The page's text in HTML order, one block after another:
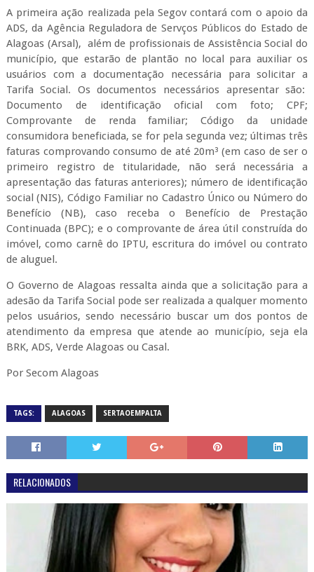
A primeira ação realizada pela Segov contará com o apoio da
ADS, da Agência Reguladora de Servços Públicos do Estado de
Alagoas (Arsal), além de profissionais de Assistência Social do
município, que estarão de plantão no local para auxiliar os
usuários com a documentação necessária para solicitar a
Tarifa Social. Os documentos necessários apresentar são:
Documento de identificação oficial com foto; CPF;
Comprovante de renda familiar; Código da unidade
consumidora beneficiada, se for pela segunda vez; últimas três
faturas comprovando consumo de até 20m³ (em caso de ser o
primeiro registro de titularidade, não será necessária a
apresentação das faturas anteriores); número de identificação
social (NIS), Código Familiar no Cadastro Único ou Número do
Benefício (NB), caso receba o Benefício de Prestação
Continuada (BPC); e o comprovante de área útil construída do
imóvel, como carnê do IPTU, escritura do imóvel ou contrato
de aluguel.
O Governo de Alagoas ressalta ainda que a solicitação para a
adesão da Tarifa Social pode ser realizada a qualquer momento
pelos usuários, sendo necessário buscar um dos pontos de
atendimento da empresa que atende ao município, seja ela
BRK, ADS, Verde Alagoas ou Casal.
Por Secom Alagoas
TAGS: ALAGOAS SERTAOEMPALTA
RELACIONADOS